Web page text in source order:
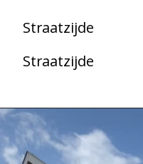
Straatzijde
Straatzijde